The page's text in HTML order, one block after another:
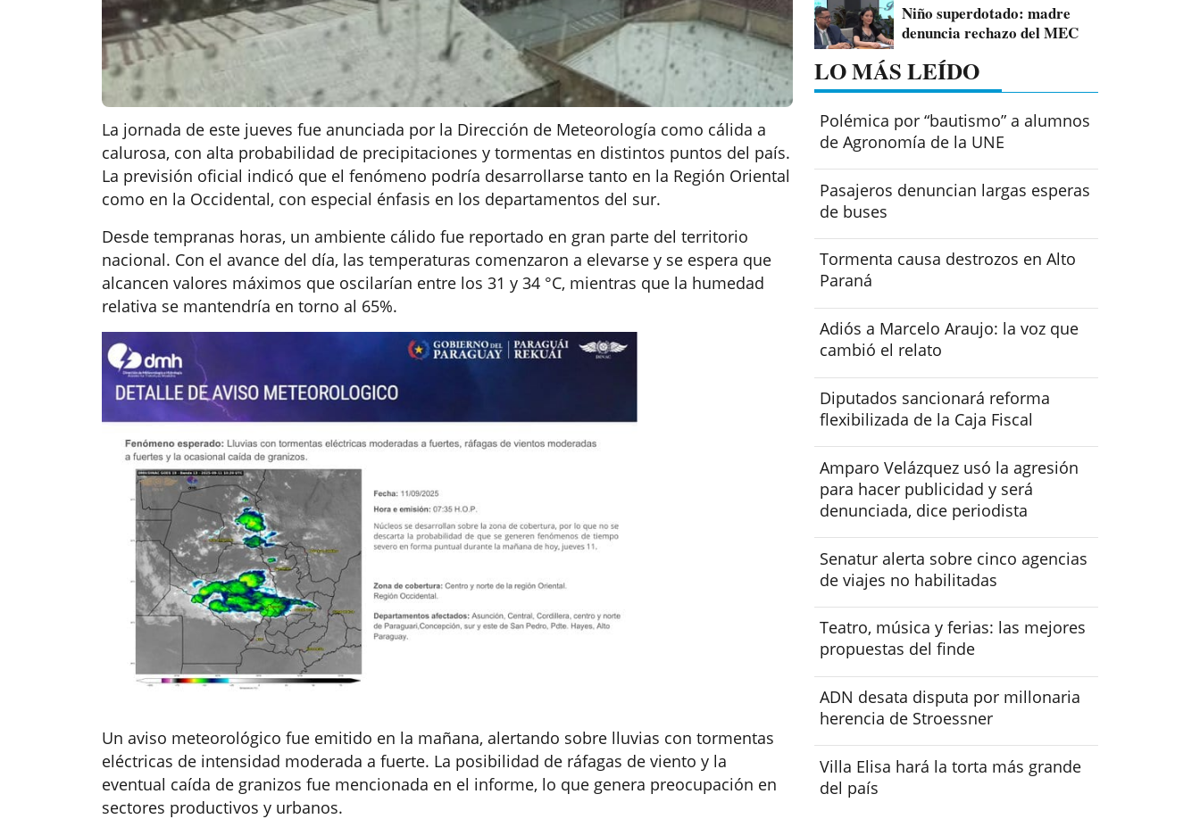
La jornada de este jueves fue anunciada por la Dirección de Meteorología como cálida a
calurosa, con alta probabilidad de precipitaciones y tormentas en distintos puntos del país.
La previsión oficial indicó que el fenómeno podría desarrollarse tanto en la Región Oriental
como en la Occidental, con especial énfasis en los departamentos del sur.
Desde tempranas horas, un ambiente cálido fue reportado en gran parte del territorio
nacional. Con el avance del día, las temperaturas comenzaron a elevarse y se espera que
alcancen valores máximos que oscilarían entre los 31 y 34 °C, mientras que la humedad
relativa se mantendría en torno al 65%.
Un aviso meteorológico fue emitido en la mañana, alertando sobre lluvias con tormentas
eléctricas de intensidad moderada a fuerte. La posibilidad de ráfagas de viento y la
eventual caída de granizos fue mencionada en el informe, lo que genera preocupación en
sectores productivos y urbanos.
Niño superdotado: madre
denuncia rechazo del MEC
LO MÁS LEÍDO
Polémica por “bautismo” a alumnos
de Agronomía de la UNE
Pasajeros denuncian largas esperas
de buses
Tormenta causa destrozos en Alto
Paraná
Adiós a Marcelo Araujo: la voz que
cambió el relato
Diputados sancionará reforma
flexibilizada de la Caja Fiscal
Amparo Velázquez usó la agresión
para hacer publicidad y será
denunciada, dice periodista
Senatur alerta sobre cinco agencias
de viajes no habilitadas
Teatro, música y ferias: las mejores
propuestas del finde
ADN desata disputa por millonaria
herencia de Stroessner
Villa Elisa hará la torta más grande
del país